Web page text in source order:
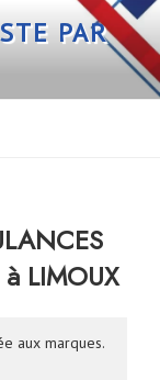
PAR
LIMOUX
aux marques.